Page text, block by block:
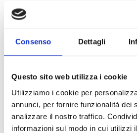
Consenso Dettagli
Questo sito web utilizza i cookie
Utilizziamo i cookie per
annunci, per fornire funzionalità dei
analizzare il nostro traffico.
informazioni sul modo in cui utilizzi
Lo United aveva già sconfitto il
il risultato finale dei suoi eterni
accadde l’impensabile. Con
tocco della stagione, Sergio
della vittoria al 94° minuto,
United perché aveva una migliore
Che vero andirivieni di emozioni!